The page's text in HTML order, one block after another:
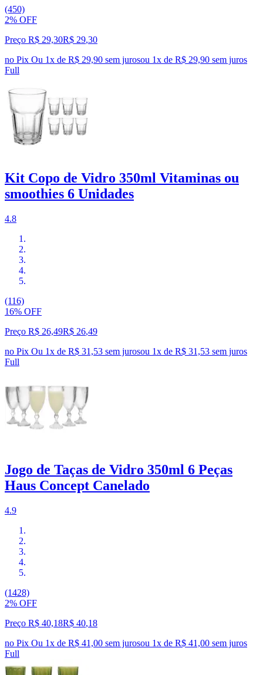
(450)
2% OFF
Preço R$ 29,30R$ 29,30
no Pix Ou 1x de R$ 29,90 sem jurosou 1x de R$ 29,90 sem juros
Full
Kit Copo de Vidro 350ml Vitaminas ou
smoothies 6 Unidades
4.8
(116)
16% OFF
Preço R$ 26,49R$ 26,49
no Pix Ou 1x de R$ 31,53 sem jurosou 1x de R$ 31,53 sem juros
Full
Jogo de Taças de Vidro 350ml 6 Peças
Haus Concept Canelado
4.9
(1428)
2% OFF
Preço R$ 40,18R$ 40,18
no Pix Ou 1x de R$ 41,00 sem jurosou 1x de R$ 41,00 sem juros
Full